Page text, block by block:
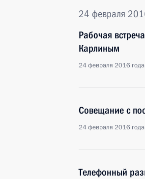
24 февраля
Рабочая
Карлиным
24 февраля 2016
Совещание с
24 февраля 2016
Телефонный